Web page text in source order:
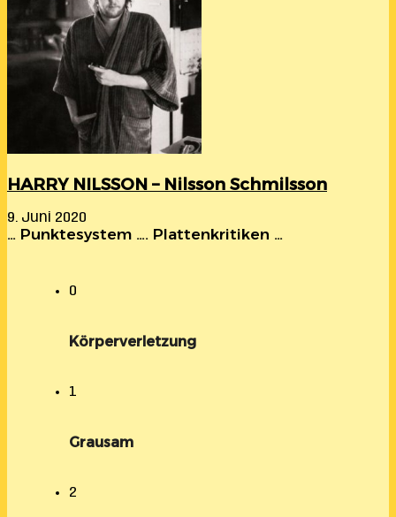
HARRY NILSSON – Nilsson Schmilsson
9. Juni 2020
… Punktesystem …. Plattenkritiken …
0
Körperverletzung
1
Grausam
2